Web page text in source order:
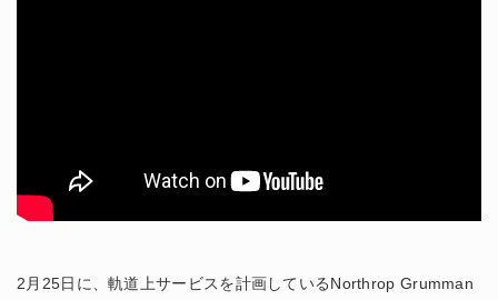
2月25日に、軌道上サービスを計画しているNorthrop Grumman